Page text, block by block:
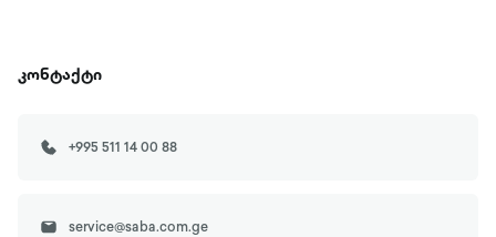
კონტაქტი
+995 511 14 00 88
service@saba.com.ge